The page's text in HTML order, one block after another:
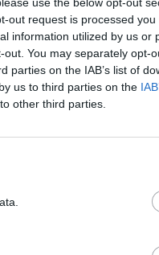
out request is processed you
information utilized by us or
You may separately opt-
parties on the IAB’s list of
us to third parties on the
other third parties.